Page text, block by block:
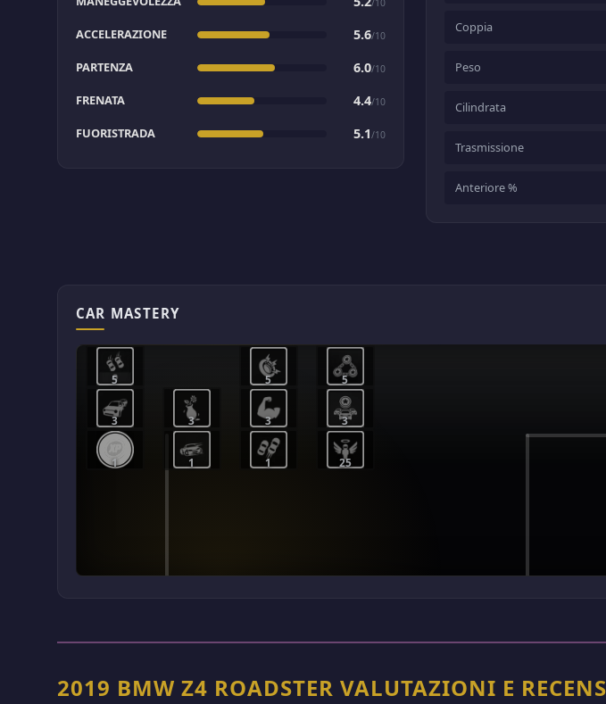
/10
ACCELERAZIONE 5.6/10
PARTENZA 6.0/10
FRENATA 4.4/10
FUORISTRADA 5.1/10
Coppia
Peso
Cilindrata
Trasmissione
Anteriore %
CAR MASTERY
1 1 1 25
3 3 3 3
5 5 5
2019 BMW Z4 ROADSTER VALUTAZIONI E